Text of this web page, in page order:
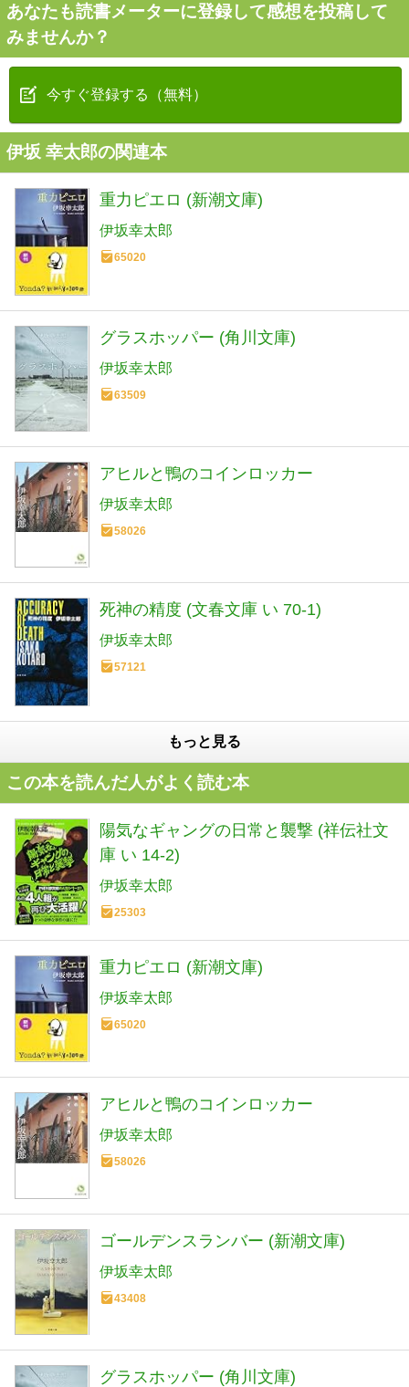
あなたも読書メーターに登録して感想を投稿して
みませんか？
今すぐ登録する（無料）
伊坂 幸太郎の関連本
重力ピエロ (新潮文庫)
伊坂幸太郎
65020
グラスホッパー (角川文庫)
伊坂幸太郎
63509
アヒルと鴨のコインロッカー
伊坂幸太郎
58026
死神の精度 (文春文庫 い 70-1)
伊坂幸太郎
57121
もっと見る
この本を読んだ人がよく読む本
陽気なギャングの日常と襲撃 (祥伝社文
庫 い 14-2)
伊坂幸太郎
25303
重力ピエロ (新潮文庫)
伊坂幸太郎
65020
アヒルと鴨のコインロッカー
伊坂幸太郎
58026
ゴールデンスランバー (新潮文庫)
伊坂幸太郎
43408
グラスホッパー (角川文庫)